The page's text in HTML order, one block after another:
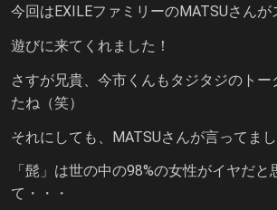
今回はEXILEファミリーのMATSUさんが
遊びに来てくれました！
さすが兄貴、今市くんもタジタジのトー
たね（笑）
それにしても、MATSUさんが言ってまし
「髭」は世の中の98%の女性がイヤだと
て・・・